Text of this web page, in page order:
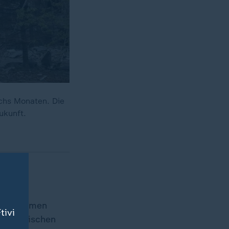
Monaten. Die
stemmen